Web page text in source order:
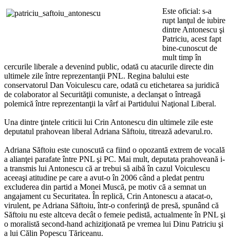
Este oficial: s-a
rupt lanţul de iubire
dintre Antonescu şi
Patriciu, acest fapt
bine-cunoscut de
mult timp în
cercurile liberale a devenind public, odată cu atacurile directe din
ultimele zile între reprezentanţii PNL. Regina balului este
conservatorul Dan Voiculescu care, odată cu etichetarea sa juridică
de colaborator al Securităţii comuniste, a declanşat o întreagă
polemică între reprezentanţii la vârf ai Partidului Naţional Liberal.
Una dintre ţintele criticii lui Crin Antonescu din ultimele zile este
deputatul prahovean liberal Adriana Săftoiu, titrează adevarul.ro.
Adriana Săftoiu este cunoscută ca fiind o opozantă extrem de vocală
a alianţei parafate între PNL şi PC. Mai mult, deputata prahoveană i-
a transmis lui Antonescu că ar trebui să aibă în cazul Voiculescu
aceeaşi atitudine pe care a avut-o în 2006 când a pledat pentru
excluderea din partid a Monei Muscă, pe motiv că a semnat un
angajament cu Securitatea. În replică, Crin Antonescu a atacat-o,
virulent, pe Adriana Săftoiu, într-o conferinţă de presă, spunând că
Săftoiu nu este altceva decât o femeie pedistă, actualmente în PNL şi
o moralistă second-hand achiziţionată pe vremea lui Dinu Patriciu şi
a lui Călin Popescu Tăriceanu.